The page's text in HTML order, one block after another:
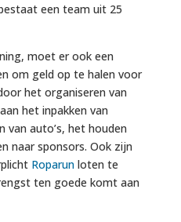
een team uit 25
moet er ook een
om geld op te halen voor
het organiseren van
het inpakken van
van auto’s, het houden
naar sponsors. Ook zijn
Roparunloten te
ten goede komt aan